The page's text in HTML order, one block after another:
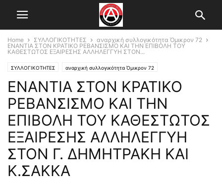
Home ΣΥΛΛΟΓΙΚΟΤΗΤΕΣ
αναρχική συλλογικότητα Όμικρον 72
ΕΝΑΝΤΙΑ ΣΤΟΝ ΚΡΑΤΙΚΟ ΡΕΒΑΝΣΙΣΜΟ ΚΑΙ ΤΗΝ ΕΠΙΒΟΛΗ ΤΟΥ
ΚΑΘΕΣΤΩΤΟΣ ΕΞΑΙΡΕΣΗΣ ΑΛΛΗΛΕΓΓΥΗ ΣΤΟΝ...
ΣΥΛΛΟΓΙΚΟΤΗΤΕΣ αναρχική συλλογικότητα Όμικρον 72
ΕΝΑΝΤΙΑ ΣΤΟΝ ΚΡΑΤΙΚΟ
ΡΕΒΑΝΣΙΣΜΟ ΚΑΙ ΤΗΝ
ΕΠΙΒΟΛΗ ΤΟΥ ΚΑΘΕΣΤΩΤΟΣ
ΕΞΑΙΡΕΣΗΣ ΑΛΛΗΛΕΓΓΥΗ
ΣΤΟΝ Γ. ΔΗΜΗΤΡΑΚΗ ΚΑΙ
Κ.ΣΑΚΚΑ